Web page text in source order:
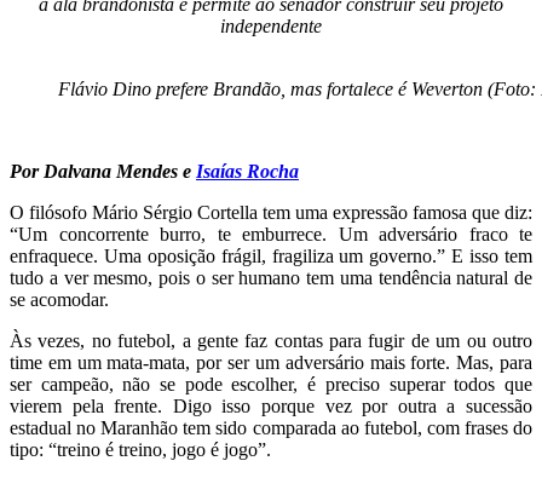
à ala brandonista e permite ao senador construir seu projeto
independente
Flávio Dino prefere Brandão, mas fortalece é Weverton (Foto:
Por Dalvana Mendes e Isaías Rocha
O filósofo Mário Sérgio Cortella tem uma expressão famosa que diz:
“Um concorrente burro, te emburrece. Um adversário fraco te
enfraquece. Uma oposição frágil, fragiliza um governo.” E isso tem
tudo a ver mesmo, pois o ser humano tem uma tendência natural de
se acomodar.
Às vezes, no futebol, a gente faz contas para fugir de um ou outro
time em um mata-mata, por ser um adversário mais forte. Mas, para
ser campeão, não se pode escolher, é preciso superar todos que
vierem pela frente. Digo isso porque vez por outra a sucessão
estadual no Maranhão tem sido comparada ao futebol, com frases do
tipo: “treino é treino, jogo é jogo”.